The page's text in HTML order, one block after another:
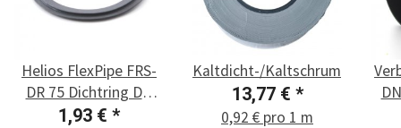
Helios FlexPipe FRS-
DR 75 Dichtring DN
75, 1 Stück
1,93 € *
Kaltdicht-/Kaltschrumpfband
13,77 € *
0,92 € pro 1 m